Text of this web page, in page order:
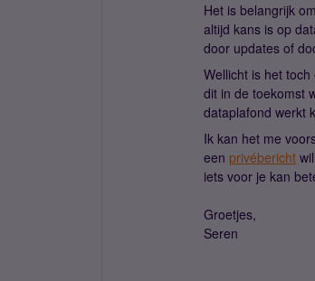
Het is belangrijk
altijd kans is op
door updates of
Wellicht is het
dit in de toekomst
dataplafond werkt
Ik kan het me
een privébericht
iets voor je kan
Groetjes,
Seren